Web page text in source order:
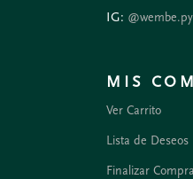
IG: @wembe.py
MIS
Ver Carrito
Lista de Deseos
Finalizar Compra